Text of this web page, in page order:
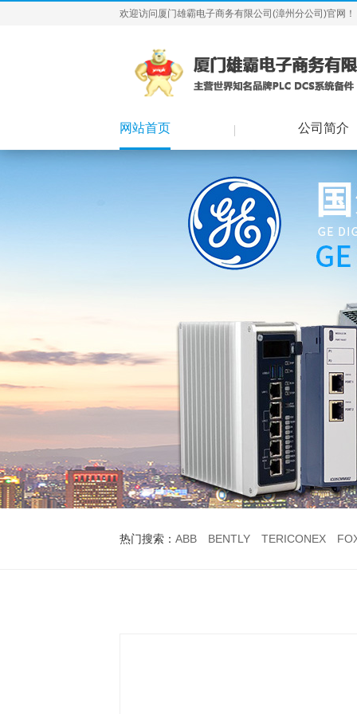
欢迎访问厦门雄霸电子商务有限公司(漳州分公司)官网！
网站首页 公司简介
热门搜索： ABB BENTLY TERICONEX